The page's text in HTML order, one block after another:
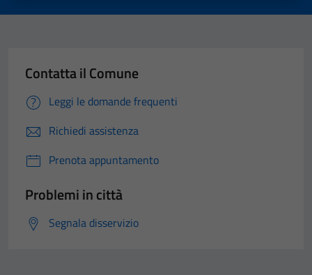
Contatta il Comune
Leggi le domande frequenti
Richiedi assistenza
Prenota appuntamento
Problemi in città
Segnala disservizio